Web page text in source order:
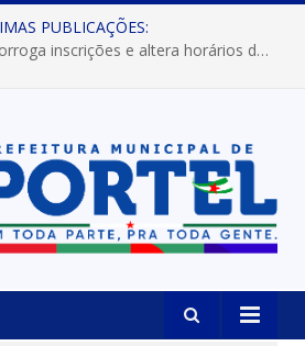
PUBLICAÇÕES:
Prefeitura de Portel prorroga inscrições e altera horários dos concursos “Musa” e “Miss Mix Verão 2026”